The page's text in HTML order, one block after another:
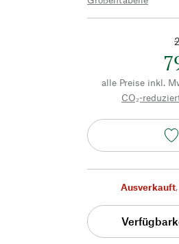
alle Preise inkl.
CO₂-
Ausverkauft,